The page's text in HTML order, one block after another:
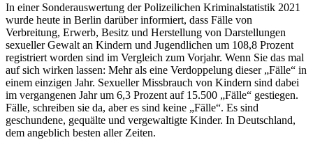
In einer Sonderauswertung der Polizeilichen Kriminalstatistik 2021
wurde heute in Berlin darüber informiert, dass Fälle von
Verbreitung, Erwerb, Besitz und Herstellung von Darstellungen
sexueller Gewalt an Kindern und Jugendlichen um 108,8 Prozent
registriert worden sind im Vergleich zum Vorjahr. Wenn Sie das mal
auf sich wirken lassen: Mehr als eine Verdoppelung dieser „Fälle“ in
einem einzigen Jahr. Sexueller Missbrauch von Kindern sind dabei
im vergangenen Jahr um 6,3 Prozent auf 15.500 „Fälle“ gestiegen.
Fälle, schreiben sie da, aber es sind keine „Fälle“. Es sind
geschundene, gequälte und vergewaltigte Kinder. In Deutschland,
dem angeblich besten aller Zeiten.